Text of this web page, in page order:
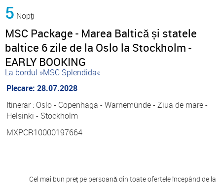
5 Nopți
MSC Package - Marea Baltică și statele
baltice 6 zile de la Oslo la Stockholm -
EARLY BOOKING
La bordul »MSC Splendida«
Plecare: 28.07.2028
Itinerar : Oslo - Copenhaga - Warnemünde - Ziua de mare -
Helsinki - Stockholm
MXPCR10000197664
Cel mai bun preț pe persoană din toate ofertele începând de la